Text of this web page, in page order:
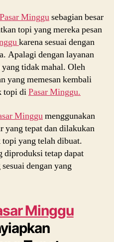
Pasar Minggusebagian besar
topi yang mereka pesan
karena sesuai dengan
Apalagi dengan layanan
tidak mahal. Oleh
yang memesan kembali
topi diPasar Minggu.
Minggumenggunakan
yang tepat dan dilakukan
yang telah dibuat.
tetap dapat
dengan yang
Minggu